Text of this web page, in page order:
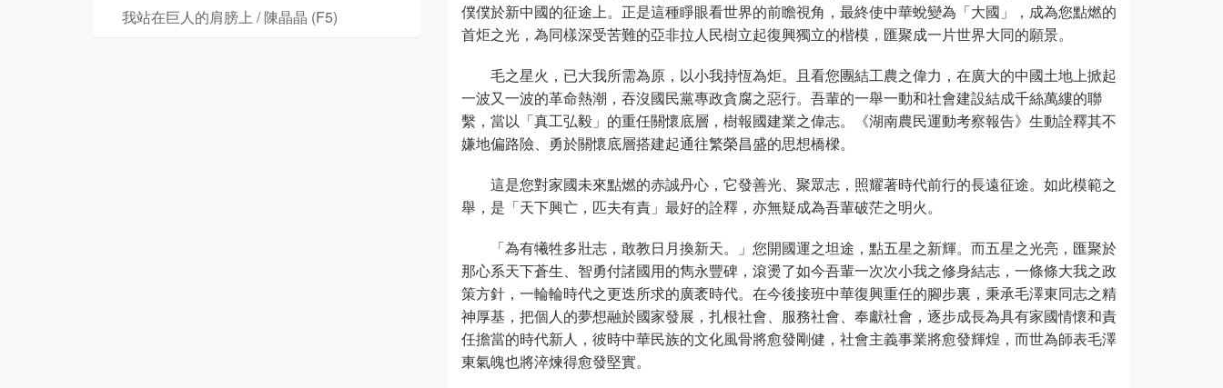
我站在巨人的肩膀上 / 陳晶晶 (F5)
僕僕於新中國的征途上。正是這種睜眼看世界的前瞻視角，最終使中華蛻變為「大國」，成為您點燃的
首炬之光，為同樣深受苦難的亞非拉人民樹立起復興獨立的楷模，匯聚成一片世界大同的願景。
毛之星火，已大我所需為原，以小我持恆為炬。且看您團結工農之偉力，在廣大的中國土地上掀起
一波又一波的革命熱潮，吞沒國民黨專政貪腐之惡行。吾輩的一舉一動和社會建設結成千絲萬縷的聯
繫，當以「真工弘毅」的重任關懷底層，樹報國建業之偉志。《湖南農民運動考察報告》生動詮釋其不
嫌地偏路險、勇於關懷底層搭建起通往繁榮昌盛的思想橋樑。
這是您對家國未來點燃的赤誠丹心，它發善光、聚眾志，照耀著時代前行的長遠征途。如此模範之
舉，是「天下興亡，匹夫有責」最好的詮釋，亦無疑成為吾輩破茫之明火。
「為有犧牲多壯志，敢教日月換新天。」您開國運之坦途，點五星之新輝。而五星之光亮，匯聚於
那心系天下蒼生、智勇付諸國用的雋永豐碑，滾燙了如今吾輩一次次小我之修身結志，一條條大我之政
策方針，一輪輪時代之更迭所求的廣袤時代。在今後接班中華復興重任的腳步裏，秉承毛澤東同志之精
神厚基，把個人的夢想融於國家發展，扎根社會、服務社會、奉獻社會，逐步成長為具有家國情懷和責
任擔當的時代新人，彼時中華民族的文化風骨將愈發剛健，社會主義事業將愈發輝煌，而世為師表毛澤
東氣魄也將淬煉得愈發堅實。